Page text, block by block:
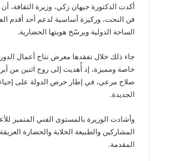
أكدت الدكتورة جيهان زكي، وزيرة الثقافة،
فن النحت، وركيزة أساسية لدعم أحد أقدم
الساحة الدولية ويرسّخ هويتها الحضارية.
جاء ذلك خلال تفقدها معرض نتاج أعمال
خاصة ومميزة، إذ أُهديت إلى روح اثنين من
صلاح مرعي، في إطار حرص الدولة على إحياء
الجديدة.
وأشادت الوزيرة بالمستوى الفني المتميز
المشاركين والطبيعة الخلابة والحضارة
المقدمة.